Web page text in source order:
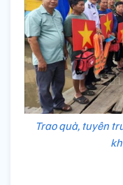
Trao quà, tuyên